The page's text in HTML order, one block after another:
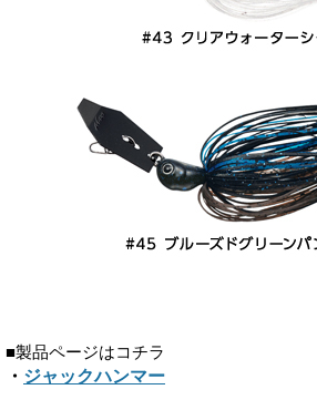
■製品ページはコチラ
・ ジャックハンマー